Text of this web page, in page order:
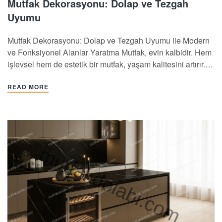
Mutfak Dekorasyonu: Dolap ve Tezgah
Uyumu
Mutfak Dekorasyonu: Dolap ve Tezgah Uyumu ile Modern
ve Fonksiyonel Alanlar Yaratma Mutfak, evin kalbidir. Hem
işlevsel hem de estetik bir mutfak, yaşam kalitesini artırır.
kaplamaları, seramik detayları ve LED aydınlatmalı
READ MORE